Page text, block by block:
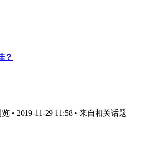
？
• 2019-11-29 11:58 • 来自相关话题